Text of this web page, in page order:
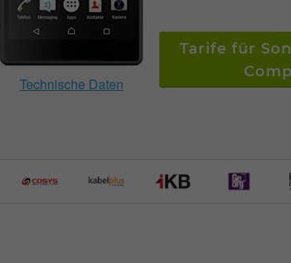
Technische Daten
Tarife für